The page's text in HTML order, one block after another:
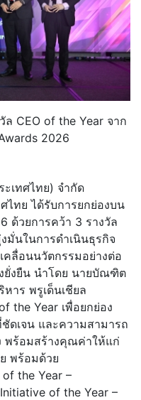
ล CEO of the Year จาก
2026
เทศไทย) จำกัด
ไทย ได้รับการยกย่องบน
ด้วยการคว้า 3 รางวัล
มั่นในการดำเนินธุรกิจ
คลื่อนนวัตกรรมอย่างต่อ
ยั่งยืน นำโดย นายบัณฑิต
าร พรูเด็นเชียล
the Year เพื่อยกย่อง
ดเจน และความสามารถ
พร้อมสร้างคุณค่าให้แก่
พร้อมด้วย
the Year –
of the Year –